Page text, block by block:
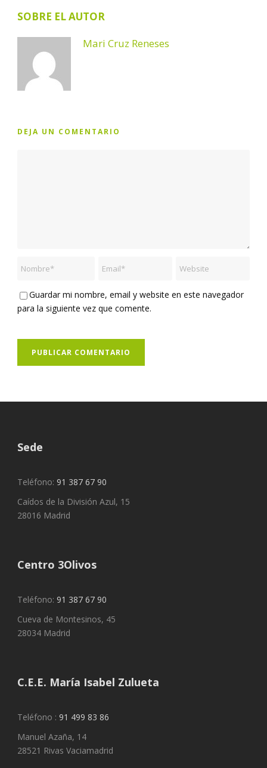
SOBRE EL AUTOR
Mari Cruz Reneses
DEJA UN COMENTARIO
Guardar mi nombre, email y website en este navegador
para la siguiente vez que comente.
Sede
Teléfono: 91 387 67 90
Caídos de la División Azul, 15
28016 Madrid
Centro 3Olivos
Teléfono: 91 387 67 90
Cueva de Montesinos, 45
28034 Madrid
C.E.E. María Isabel Zulueta
Teléfono : 91 499 83 86
Manuel Azaña, 14
28521 Rivas Vaciamadrid